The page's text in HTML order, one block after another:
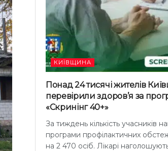
КИЇВЩИНА
Понад 24 тисячі жителів
перевірили здоров’я за
«Скринінг 40+»
За тиждень кількість учасників
програми профілактичних
на 2 470 осіб. Лікарі